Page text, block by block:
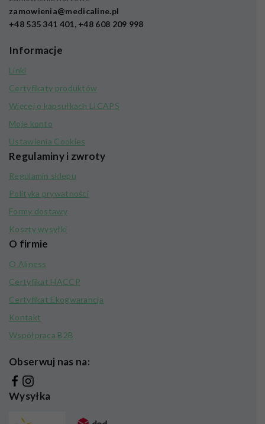
zamowienia@medicaline.pl
+48 535 341 401, +48 608 209 998
Informacje
Linki
Certyfikaty produktów
Więcej o kapsułkach LICAPS
Moje konto
Ustawienia Cookies
Regulaminy i zwroty
Regulamin sklepu
Polityka prywatności
Formy dostawy
Koszty wysyłki
O firmie
O Aliness
Certyfikat HACCP
Certyfikat Ekogwarancja
Kontakt
Współpraca B2B
Obserwuj nas na:
Wysyłka